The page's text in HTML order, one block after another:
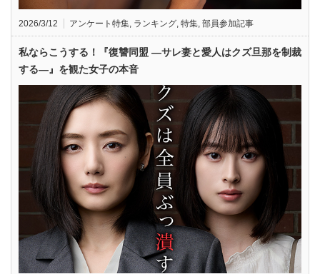
2026/3/12 アンケート特集 ランキング 特集 部員参加記事
私ならこうする！『復讐同盟 —サレ妻と愛人はクズ旦那を制裁
する—』を観た女子の本音